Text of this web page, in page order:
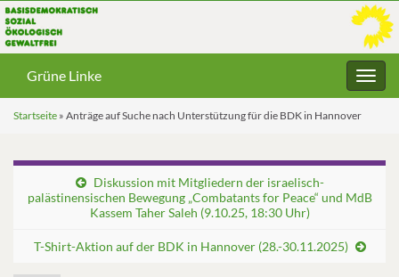
Grüne Linke
Startseite » Anträge auf Suche nach Unterstützung für die BDK in Hannover
Diskussion mit Mitgliedern der israelisch-
palästinensischen Bewegung „Combatants for Peace“ und MdB
Kassem Taher Saleh (9.10.25, 18:30 Uhr)
T-Shirt-Aktion auf der BDK in Hannover (28.-30.11.2025)